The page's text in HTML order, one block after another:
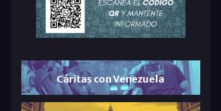
Cáritas con Venezuela